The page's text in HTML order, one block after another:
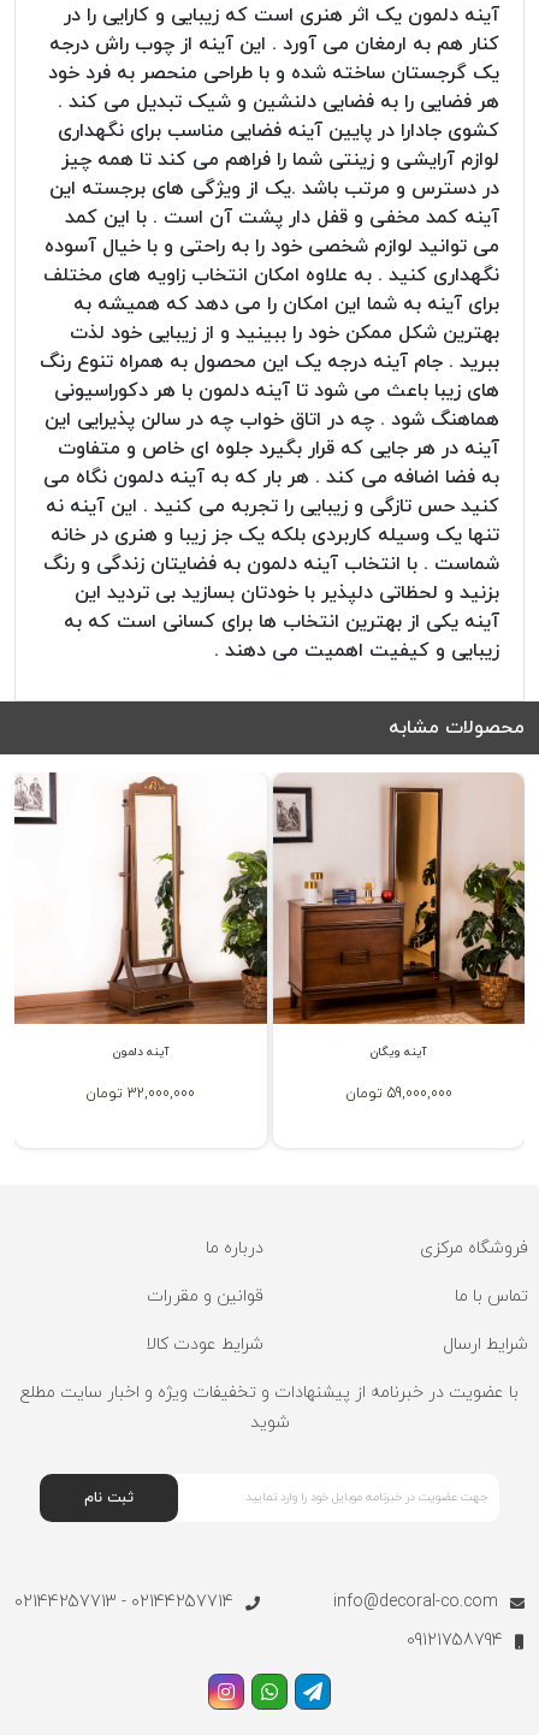
آینه دلمون یک اثر هنری است که زیبایی و کارایی را در
کنار هم به ارمغان می آورد . این آینه از چوب راش درجه
یک گرجستان ساخته شده و با طراحی منحصر به فرد خود
هر فضایی را به فضایی دلنشین و شیک تبدیل می کند .
کشوی جادارا در پایین آینه فضایی مناسب برای نگهداری
لوازم آرایشی و زینتی شما را فراهم می کند تا همه چیز
در دسترس و مرتب باشد .یک از ویژگی های برجسته این
آینه کمد مخفی و قفل دار پشت آن است . با این کمد
می توانید لوازم شخصی خود را به راحتی و با خیال آسوده
نگهداری کنید . به علاوه امکان انتخاب زاویه های مختلف
برای آینه به شما این امکان را می دهد که همیشه به
بهترین شکل ممکن خود را ببینید و از زیبایی خود لذت
ببرید . جام آینه درجه یک این محصول به همراه تنوع رنگ
های زیبا باعث می شود تا آینه دلمون با هر دکوراسیونی
هماهنگ شود . چه در اتاق خواب چه در سالن پذیرایی این
آینه در هر جایی که قرار بگیرد جلوه ای خاص و متفاوت
به فضا اضافه می کند . هر بار که به آینه دلمون نگاه می
کنید حس تازگی و زیبایی را تجربه می کنید . این آینه نه
تنها یک وسیله کاربردی بلکه یک جز زیبا و هنری در خانه
شماست . با انتخاب آینه دلمون به فضایتان زندگی و رنگ
بزنید و لحظاتی دلپذیر با خودتان بسازید بی تردید این
آینه یکی از بهترین انتخاب ها برای کسانی است که به
زیبایی و کیفیت اهمیت می دهند .
محصولات مشابه
آینه دلمون
32,000,000 تومان
آینه ویگان
59,000,000 تومان
فروشگاه مرکزی درباره ما
تماس با ما قوانین و مقررات
شرایط ارسال شرایط عودت کالا
با عضویت در خبرنامه از پیشنهادات و تخفیفات ویژه و اخبار سایت مطلع
شوید
ثبت نام
info@decoral-co.com
02144257714 - 02144257713
09121758794